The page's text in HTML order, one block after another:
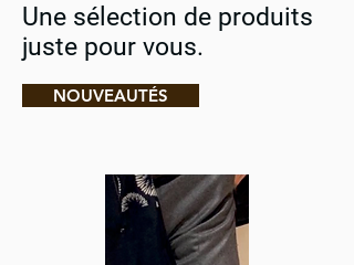
Une sélection de produits
juste pour vous.
NOUVEAUTÉS